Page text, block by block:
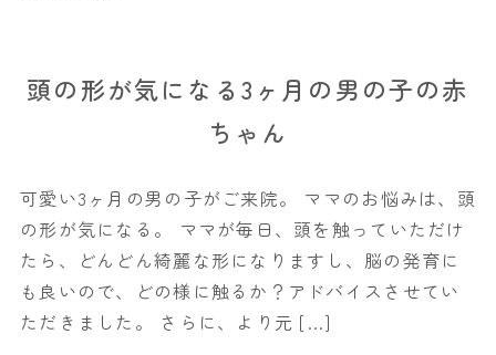
頭の形が気になる3ヶ月の男の子の赤
ちゃん
可愛い3ヶ月の男の子がご来院。 ママのお悩みは、頭
の形が気になる。 ママが毎日、頭を触っていただけ
たら、どんどん綺麗な形になりますし、脳の発育に
も良いので、どの様に触るか？アドバイスさせてい
ただきました。 さらに、より元 […]